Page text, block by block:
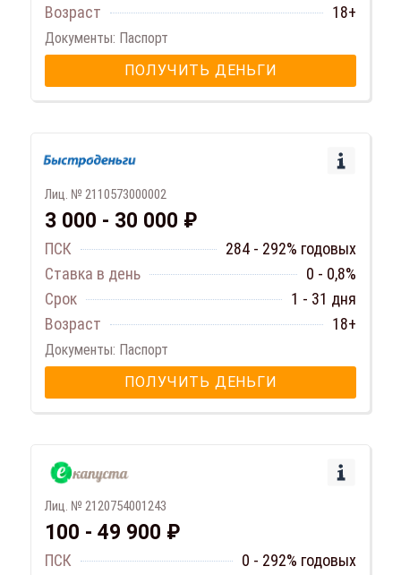
Возраст
18+
Документы: Паспорт
ПОЛУЧИТЬ ДЕНЬГИ
Лиц. № 2110573000002
3 000 - 30 000 ₽
ПСК
284 - 292% годовых
Ставка в день
0 - 0,8%
Срок
1 - 31 дня
Возраст
18+
Документы: Паспорт
ПОЛУЧИТЬ ДЕНЬГИ
Лиц. № 2120754001243
100 - 49 900 ₽
ПСК
0 - 292% годовых